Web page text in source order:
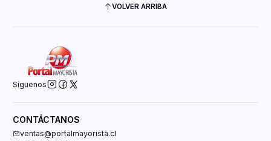
VOLVER ARRIBA
Síguenos
CONTÁCTANOS
ventas@portalmayorista.cl